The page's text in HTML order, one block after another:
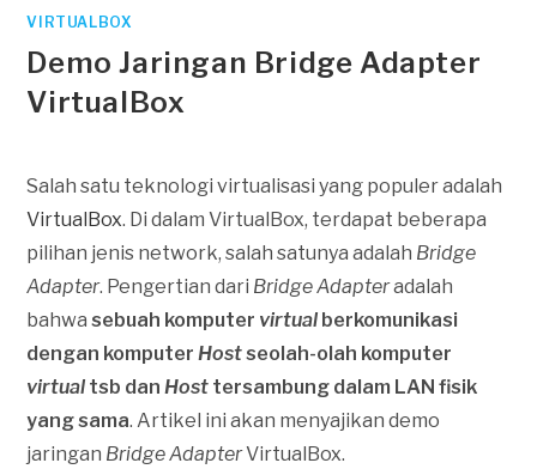
VIRTUALBOX
Demo Jaringan Bridge Adapter
VirtualBox
Salah satu teknologi virtualisasi yang populer adalah
VirtualBox. Di dalam VirtualBox, terdapat beberapa
pilihan jenis network, salah satunya adalah Bridge
Adapter. Pengertian dari Bridge Adapteradalah
bahwasebuah komputer virtual berkomunikasi
dengan komputerHostseolah-olah komputer
virtual tsb danHost tersambung dalam LAN fisik
yang sama. Artikel ini akan menyajikan demo
jaringan Bridge AdapterVirtualBox.